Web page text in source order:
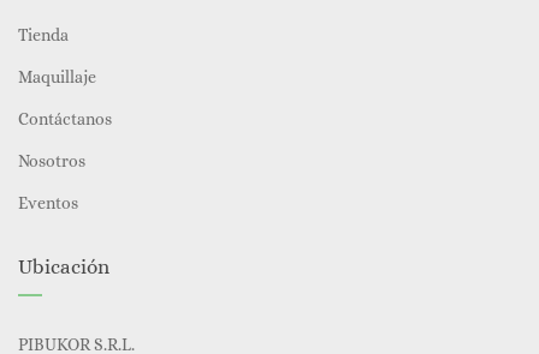
Tienda
Maquillaje
Contáctanos
Nosotros
Eventos
Ubicación
PIBUKOR S.R.L.